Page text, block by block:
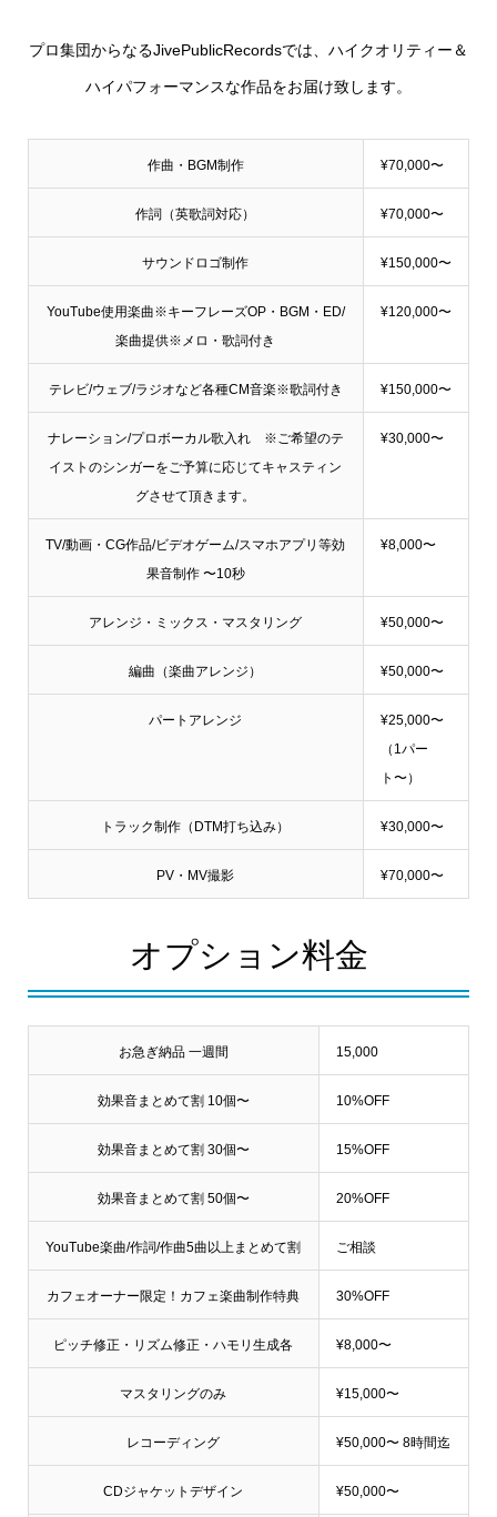
プロ集団からなるJivePublicRecordsでは、ハイクオリティー＆
ハイパフォーマンスな作品をお届け致します。
作曲・BGM制作 ¥70,000〜
作詞（英歌詞対応） ¥70,000〜
サウンドロゴ制作 ¥150,000〜
YouTube使用楽曲※キーフレーズOP・BGM・ED/
楽曲提供※メロ・歌詞付き
¥120,000〜
テレビ/ウェブ/ラジオなど各種CM音楽※歌詞付き ¥150,000〜
ナレーション/プロボーカル歌入れ ※ご希望のテ
イストのシンガーをご予算に応じてキャスティン
グさせて頂きます。
¥30,000〜
TV/動画・CG作品/ビデオゲーム/スマホアプリ等効
果音制作 〜10秒
¥8,000〜
アレンジ・ミックス・マスタリング ¥50,000〜
編曲（楽曲アレンジ） ¥50,000〜
パートアレンジ
¥25,000〜
（1パー
ト〜）
トラック制作（DTM打ち込み） ¥30,000〜
PV・MV撮影 ¥70,000〜
オプション料金
お急ぎ納品 一週間 15,000
効果音まとめて割 10個〜 10%OFF
効果音まとめて割 30個〜 15%OFF
効果音まとめて割 50個〜 20%OFF
YouTube楽曲/作詞/作曲5曲以上まとめて割 ご相談
カフェオーナー限定！カフェ楽曲制作特典 30%OFF
ピッチ修正・リズム修正・ハモリ生成各 ¥8,000〜
マスタリングのみ ¥15,000〜
レコーディング ¥50,000〜 8時間迄
CDジャケットデザイン ¥50,000〜